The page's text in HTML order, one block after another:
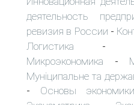
деятельность
ревизия в России -
Логистика -
Микроэкономика -
Муніципальне та
- Основы экономики